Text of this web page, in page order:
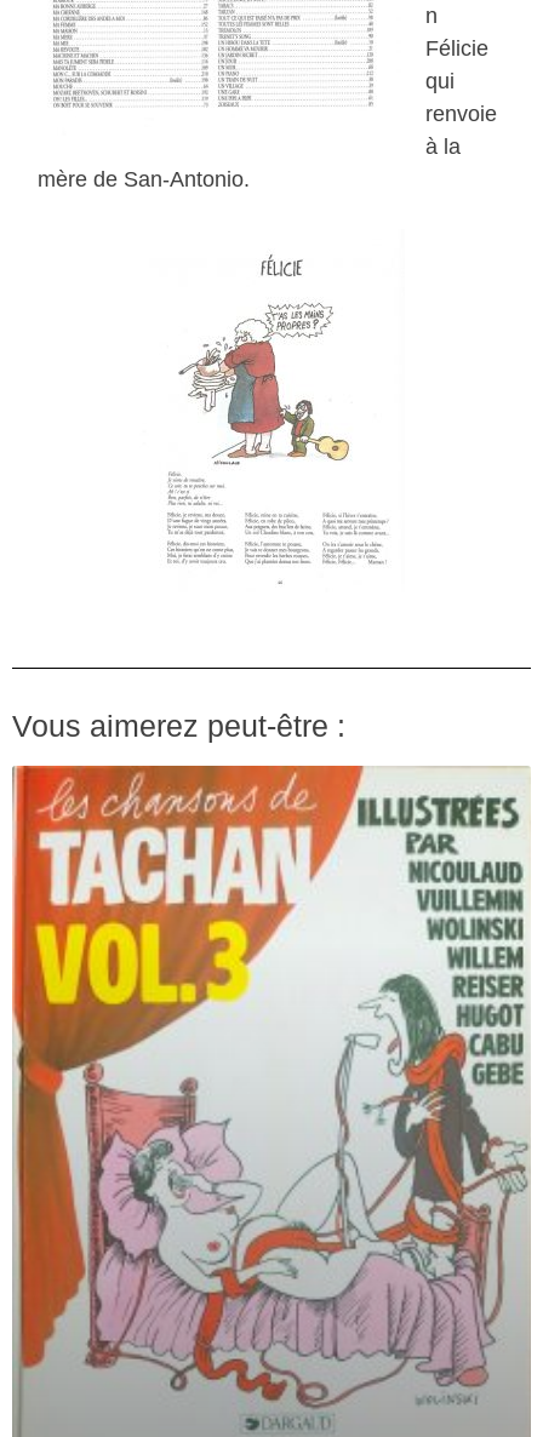
n
Félicie
qui
renvoie
à la
mère de San-Antonio.
Vous aimerez peut-être :